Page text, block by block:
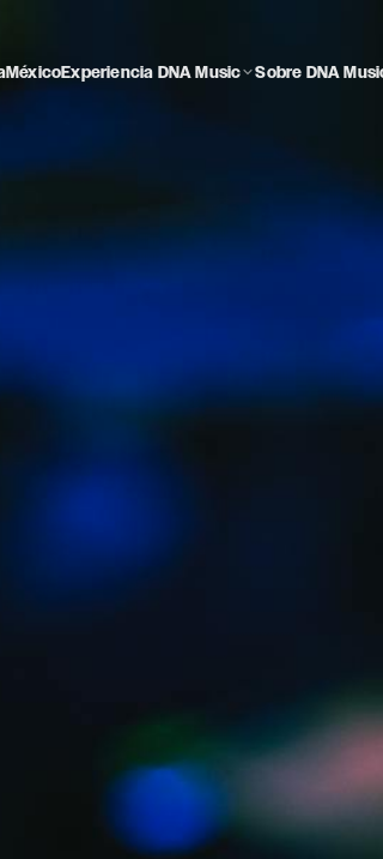
MéxicoExperiencia DNA Music Sobre DNA